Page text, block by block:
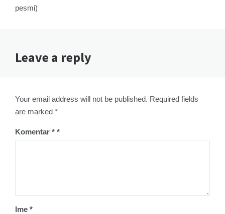
pesmi)
Leave a reply
Your email address will not be published. Required fields
are marked *
Komentar *
Ime *